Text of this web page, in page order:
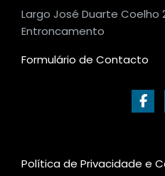
Largo José Duarte Coelho
Entroncamento
Formulário de Contacto
Política de Privacidade e